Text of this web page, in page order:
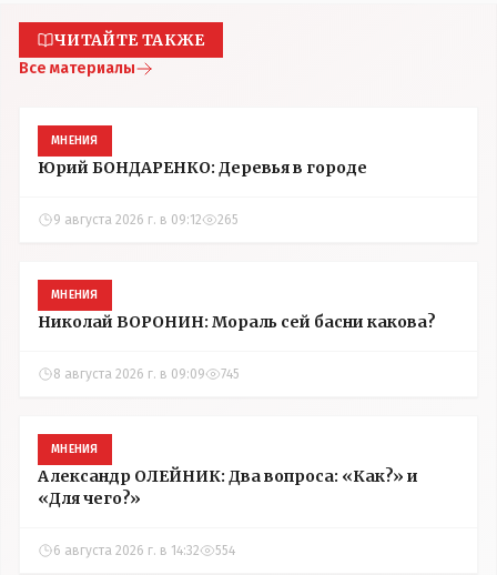
ЧИТАЙТЕ ТАКЖЕ
Все материалы
МНЕНИЯ
Юрий БОНДАРЕНКО: Деревья в городе
9 августа 2026 г. в 09:12 265
МНЕНИЯ
Николай ВОРОНИН: Мораль сей басни какова?
8 августа 2026 г. в 09:09 745
МНЕНИЯ
Александр ОЛЕЙНИК: Два вопроса: «Как?» и
«Для чего?»
6 августа 2026 г. в 14:32 554